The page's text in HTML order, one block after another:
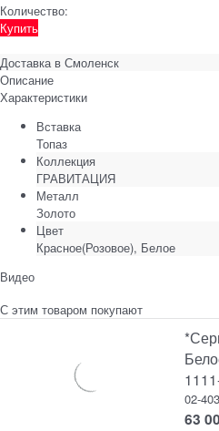
Количество:
Купить
Доставка в Смоленск
Описание
Характеристики
Вставка
Топаз
Коллекция
ГРАВИТАЦИЯ
Металл
Золото
Цвет
Красное(Розовое), Белое
Видео
С этим товаром покупают
02-
63